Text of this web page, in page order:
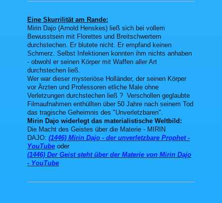
Eine Skurrilität am Rande:
Mirin Dajo (Arnold Henskes) ließ sich bei vollem
Bewusstsein mit Florettes und Breitschwertern
durchstechen. Er blutete nicht. Er empfand keinen
Schmerz. Selbst Infektionen konnten ihm nichts anhaben
- obwohl er seinen Körper mit Waffen aller Art
durchstechen ließ.
Wer war dieser mysteriöse Holländer, der seinen Körper
vor Ärzten und Professoren etliche Male ohne
Verletzungen durchstechen ließ ? Verschollen geglaubte
Filmaufnahmen enthüllten über 50 Jahre nach seinem Tod
das tragische Geheimnis des "Unverletzbaren".
Mirin Dajo widerlegt das materialistische Weltbild:
Die Macht des Geistes über die Materie - MIRIN
DAJO: (1446) Mirin Dajo - der unverletzbare Prophet -
YouTube oder
(1446) Der Geist steht über der Materie von Mirin Dajo
- YouTube